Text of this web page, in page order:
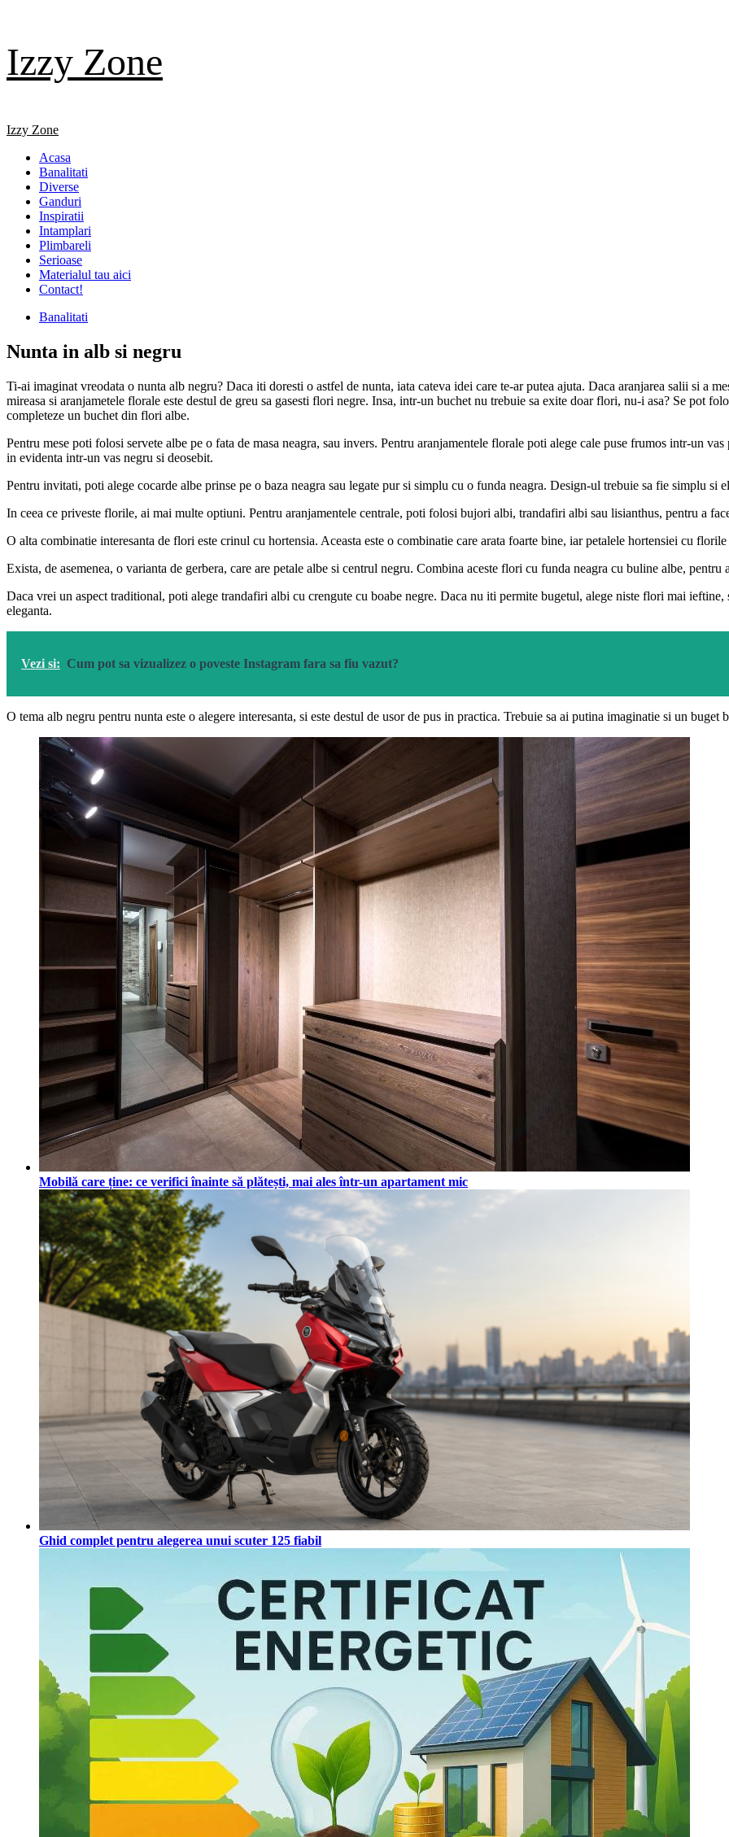
content
Izzy Zone
Primary
Izzy Zone
Acasa
Banalitati
Diverse
Ganduri
Inspiratii
Intamplari
Plimbareli
Serioase
Materialul tau aici
Contact!
Banalitati
Nunta in alb si negru
Ti-ai imaginat vreodata o nunta alb negru? Daca iti doresti o astfel de nunta, iata cateva idei care te-ar putea ajuta. Daca aranjarea salii si a
mireasa si aranjametele florale este destul de greu sa gasesti flori negre. Insa, intr-un buchet nu trebuie sa exite doar flori, nu-i asa? Se pot
completeze un buchet din flori albe.
Pentru mese poti folosi servete albe pe o fata de masa neagra, sau invers. Pentru aranjamentele florale poti alege cale puse frumos intr-un
in evidenta intr-un vas negru si deosebit.
Pentru invitati, poti alege cocarde albe prinse pe o baza neagra sau legate pur si simplu cu o funda neagra. Design-ul trebuie sa fie simplu si
In ceea ce priveste florile, ai mai multe optiuni. Pentru aranjamentele centrale, poti folosi bujori albi, trandafiri albi sau lisianthus, pentru a
O alta combinatie interesanta de flori este crinul cu hortensia. Aceasta este o combinatie care arata foarte bine, iar petalele hortensiei cu
Exista, de asemenea, o varianta de gerbera, care are petale albe si centrul negru. Combina aceste flori cu funda neagra cu buline albe,
Daca vrei un aspect traditional, poti alege trandafiri albi cu crengute cu boabe negre. Daca nu iti permite bugetul, alege niste flori mai ieftine,
eleganta.
Vezi si: Cum pot sa vizualizez o poveste Instagram fara sa fiu vazut?
O tema alb negru pentru nunta este o alegere interesanta, si este destul de usor de pus in practica. Trebuie sa ai putina imaginatie si un buget
Mobilă care ține: ce verifici înainte să plătești, mai ales într-un apartament mic
Ghid complet pentru alegerea unui scuter 125 fiabil